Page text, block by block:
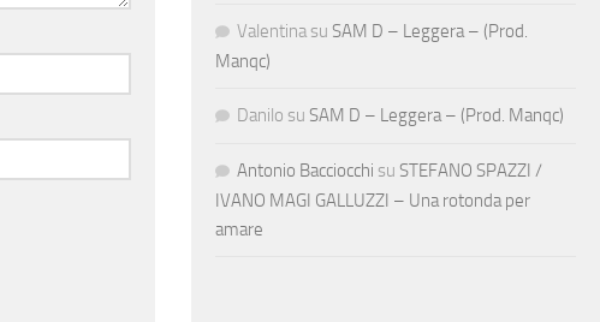
Valentina su SAM D – Leggera – (Prod.
Manqc)
Danilo su SAM D – Leggera – (Prod. Manqc)
Antonio Bacciocchi su STEFANO SPAZZI /
IVANO MAGI GALLUZZI – Una rotonda per
amare